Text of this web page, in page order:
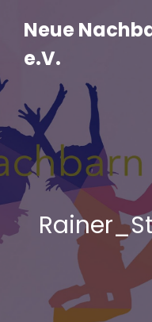
Inhalt
springenNeue
e.V.